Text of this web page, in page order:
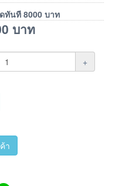
ทันที 8000 บาท
บาท
+
า